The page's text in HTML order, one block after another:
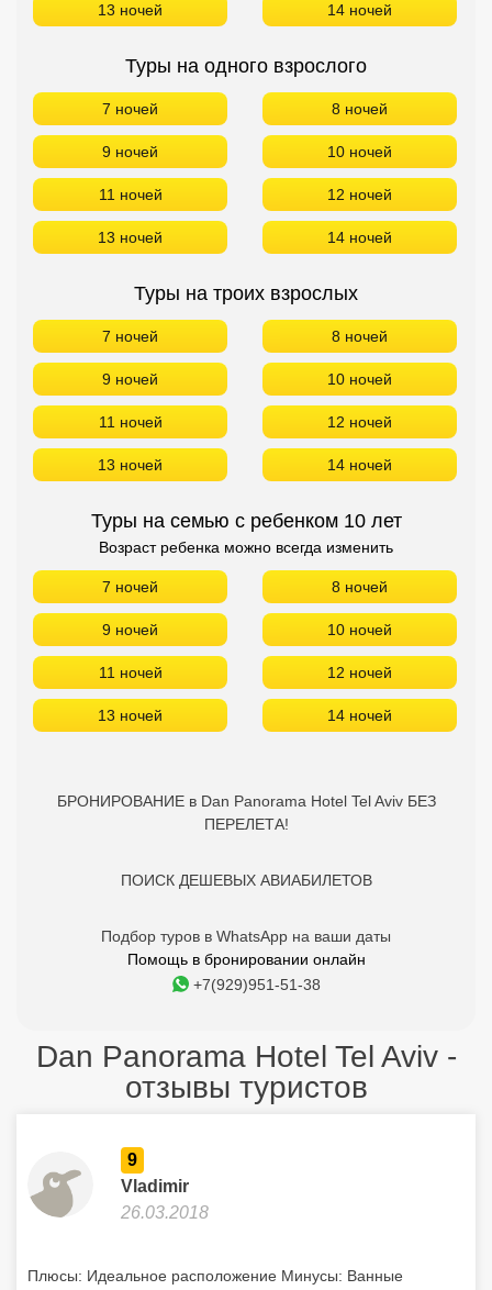
13 ночей 14 ночей
Туры на одного взрослого
7 ночей 8 ночей
9 ночей 10 ночей
11 ночей 12 ночей
13 ночей 14 ночей
Туры на троих взрослых
7 ночей 8 ночей
9 ночей 10 ночей
11 ночей 12 ночей
13 ночей 14 ночей
Туры на семью с ребенком 10 лет
Возраст ребенка можно всегда изменить
7 ночей 8 ночей
9 ночей 10 ночей
11 ночей 12 ночей
13 ночей 14 ночей
БРОНИРОВАНИЕ в Dan Panorama Hotel Tel Aviv БЕЗ
ПЕРЕЛЕТА!
ПОИСК ДЕШЕВЫХ АВИАБИЛЕТОВ
Подбор туров в WhatsApp на ваши даты
Помощь в бронировании онлайн
+7(929)951-51-38
Dan Panorama Hotel Tel Aviv -
отзывы туристов
9
Vladimir
26.03.2018
Плюсы: Идеальное расположение Минусы: Ванные